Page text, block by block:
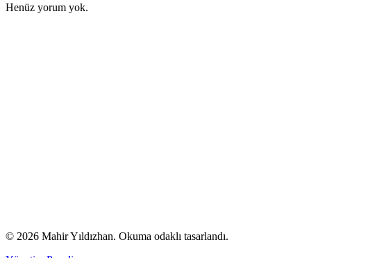
Henüz yorum yok.
© 2026 Mahir Yıldızhan. Okuma odaklı tasarlandı.